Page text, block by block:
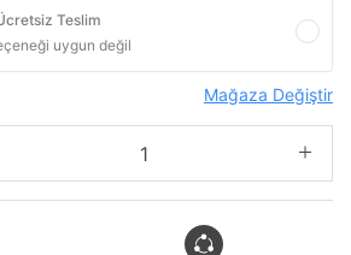
Teslim
uygun değil
Mağaza Değiştir